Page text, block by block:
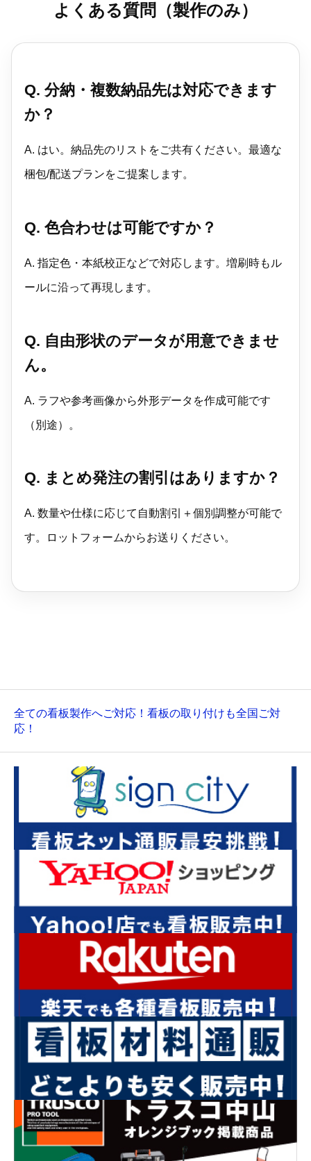
よくある質問（製作のみ）
Q. 分納・複数納品先は対応できます
か？
A. はい。納品先のリストをご共有ください。最適な
梱包/配送プランをご提案します。
Q. 色合わせは可能ですか？
A. 指定色・本紙校正などで対応します。増刷時もル
ールに沿って再現します。
Q. 自由形状のデータが用意できませ
ん。
A. ラフや参考画像から外形データを作成可能です
（別途）。
Q. まとめ発注の割引はありますか？
A. 数量や仕様に応じて自動割引＋個別調整が可能で
す。ロットフォームからお送りください。
全ての看板製作へご対応！看板の取り付けも全国ご対
応！